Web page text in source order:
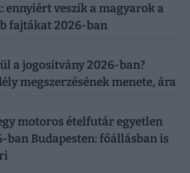
ennyiért veszik a magyarok a
fajtákat 2026-ban
a jogosítvány 2026-ban?
megszerzésének menete, ára
motoros ételfutár egyetlen
ban Budapesten: főállásban is